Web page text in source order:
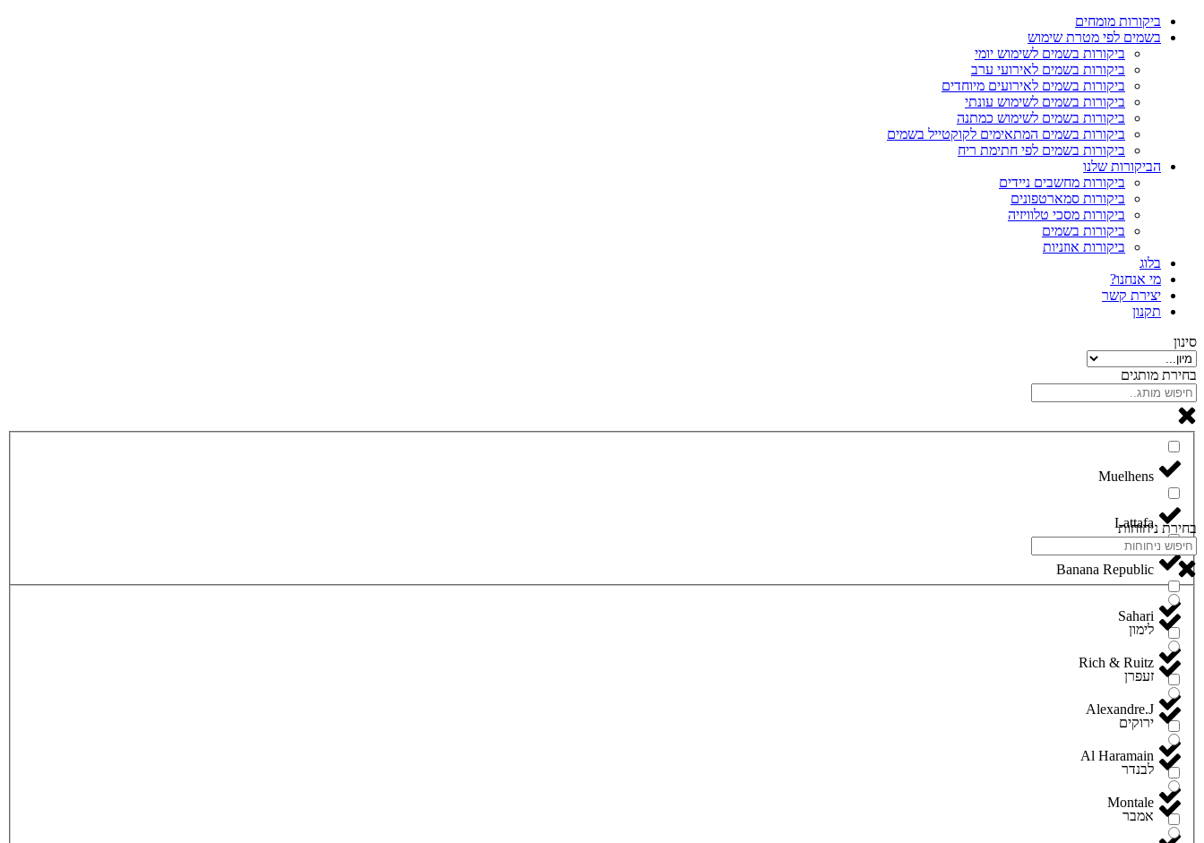
ביקורות מומחים
בשמים לפי מטרת שימוש
ביקורות בשמים לשימוש יומי
ביקורות בשמים לאירועי ערב
ביקורות בשמים לאירועים מיוחדים
ביקורות בשמים לשימוש עונתי
ביקורות בשמים לשימוש כמתנה
ביקורות בשמים המתאימים לקוקטייל בשמים
ביקורות בשמים לפי חתימת ריח
הביקורות שלנו
ביקורות מחשבים ניידים
ביקורות סמארטפונים
ביקורות מסכי טלוויזיה
ביקורות בשמים
ביקורות אוזניות
בלוג
מי אנחנו?
יצירת קשר
תקנון
סינון
בחירת מותגים
Lattafa
Banana Republic
Sahari
Rich & Ruitz
Alexandre.J
Al Haramain
Montale
בחירת ניחוחות
לימון
זעפרן
ירוקים
לבנדר
אמבר